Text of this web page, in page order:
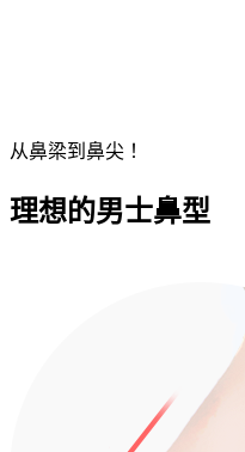
从鼻梁到鼻尖！
理想的男士鼻型